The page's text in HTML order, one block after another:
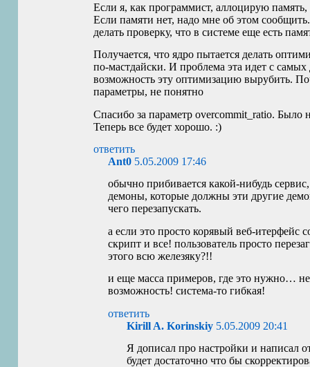
Если я, как программист, аллоцирую
Если памяти нет, надо мне об этом
делать проверку, что в системе еще есть
Получается, что ядро пытается делать
по-мастдайски. И проблема эта идет с
возможность эту оптимизацию вырубить.
параметры, не понятно
Спасибо за параметр overcommit_ratio. Было
Теперь все будет хорошо. :)
ответить
Ant0 5.05.2009 17:46
обычно прибивается какой-нибудь
демоны, которые должны эти другие
чего перезапускать.
а если это просто корявый веб-итерфейс
скрипт и все! пользователь просто
этого всю железяку?!!
и еще масса примеров, где это нужно…
возможность! система-то гибкая!
ответить
Kirill A. Korinskiy 5.05.2009 20:41
Я дописал про настройки и написал
будет достаточно что бы